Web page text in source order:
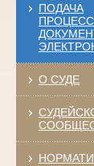
ПОДАЧА
О СУДЕ